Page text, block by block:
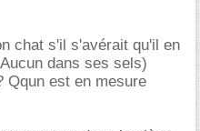
chat s'il s'avérait qu'il en
dans ses sels)
Qqun est en mesure